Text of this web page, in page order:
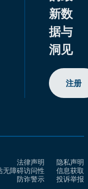
新数
据与
洞见
注册
法律声明
隐私声明
无障碍访问性
信息获取
防诈警示
投诉举报